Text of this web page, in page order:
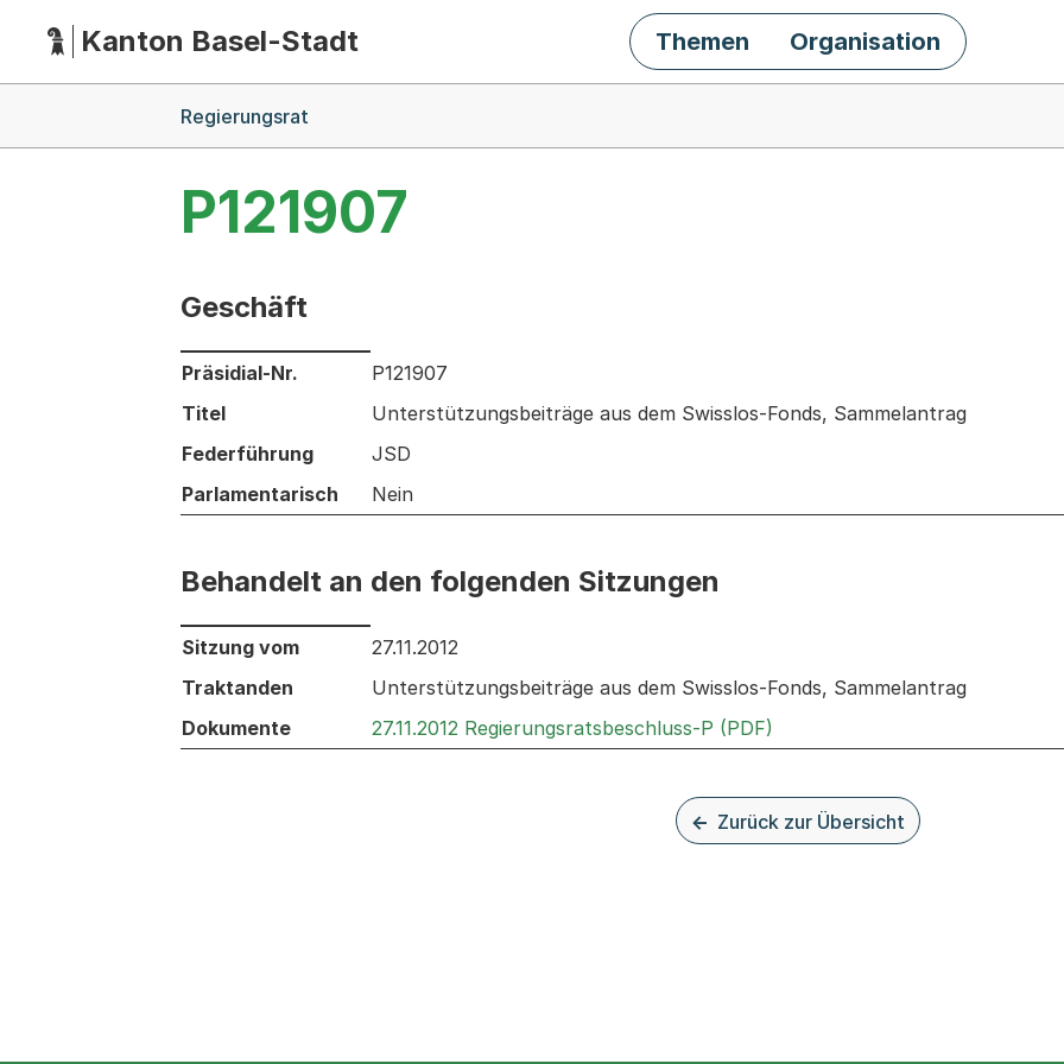
HauptnavigationKanton Basel-Stadt Themen Organisation
Regierungsrat
P121907
Geschäft
Informationen zum Ausgewählten Geschäft
Präsidial-Nr.
P121907
Titel
Unterstützungsbeiträge aus dem Swisslos-Fonds, Sammelantrag
Federführung
JSD
Parlamentarisch
Nein
Behandelt an den folgenden Sitzungen
Behandelt an den folgenden Sitzungen: Informationen zu den Sitzungen zum Geschäft
Sitzung vom
27.11.2012
Traktanden
Unterstützungsbeiträge aus dem Swisslos-Fonds, Sammelantrag
Dokumente
27.11.2012 Regierungsratsbeschluss-P (PDF)
Zurück zur Übersicht